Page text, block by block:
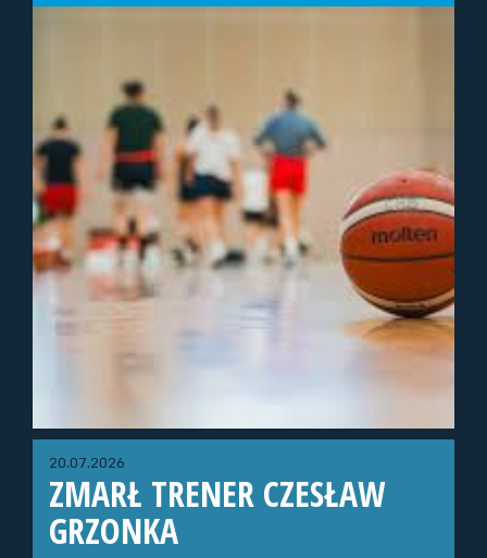
20.07.2026
ZMARŁ TRENER CZESŁAW
GRZONKA